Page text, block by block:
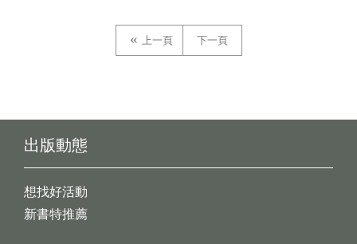
上一頁 下一頁
出版動態
想找好活動
新書特推薦